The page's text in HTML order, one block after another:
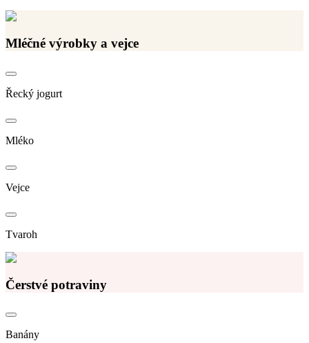
Mléčné výrobky a vejce
Řecký jogurt
Mléko
Vejce
Tvaroh
Čerstvé potraviny
Banány